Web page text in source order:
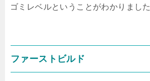
ゴミレベルということがわかりました
ファーストビルド